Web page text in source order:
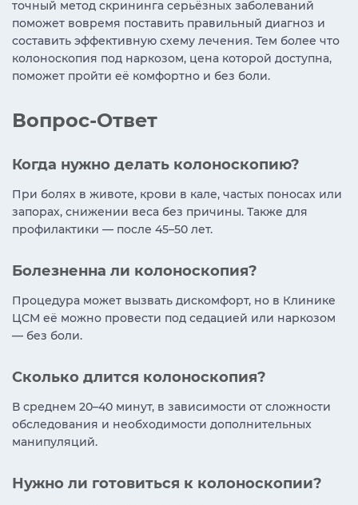
точный метод скрининга серьёзных заболеваний
поможет вовремя поставить правильный диагноз и
составить эффективную схему лечения. Тем более что
колоноскопия под наркозом, цена которой доступна,
поможет пройти её комфортно и без боли.
Вопрос-Ответ
Когда нужно делать колоноскопию?
При болях в животе, крови в кале, частых поносах или
запорах, снижении веса без причины. Также для
профилактики — после 45–50 лет.
Болезненна ли колоноскопия?
Процедура может вызвать дискомфорт, но в Клинике
ЦСМ её можно провести под седацией или наркозом
— без боли.
Сколько длится колоноскопия?
В среднем 20–40 минут, в зависимости от сложности
обследования и необходимости дополнительных
манипуляций.
Нужно ли готовиться к колоноскопии?